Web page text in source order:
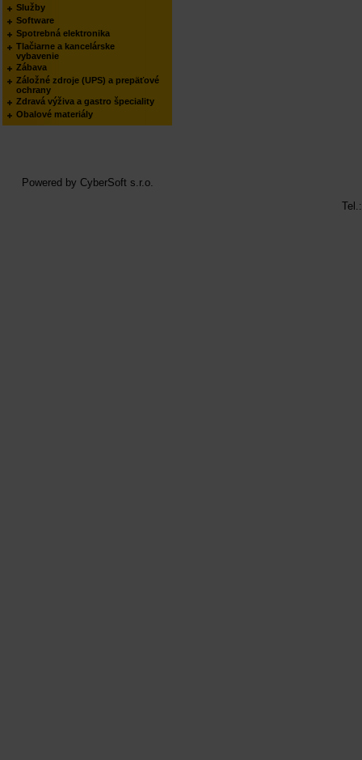
Služby
Software
Spotrebná elektronika
Tlačiarne a kancelárske
vybavenie
Zábava
Záložné zdroje (UPS) a prepäťové
ochrany
Zdravá výživa a gastro špeciality
Obalové materiály
Powered by CyberSoft s.r.o.